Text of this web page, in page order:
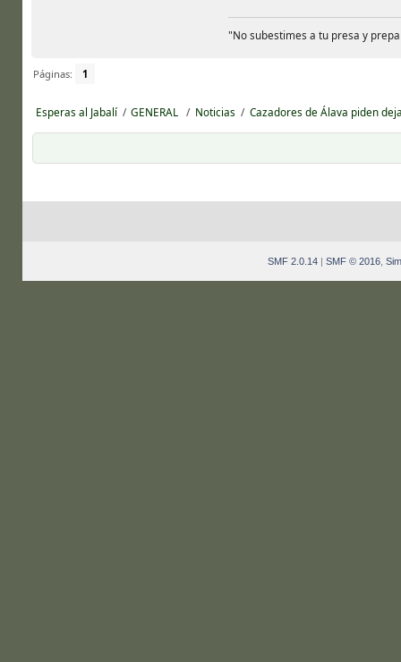
"No subestimes a tu presa y
Páginas: 1
Esperas al Jabalí/ GENERAL / Noticias / Cazadores de Álava piden
SMF 2.0.14 | SMF © 2016